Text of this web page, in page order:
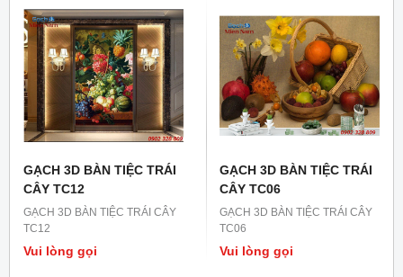
GẠCH 3D BÀN TIỆC TRÁI
CÂY TC12
GẠCH 3D BÀN TIỆC TRÁI CÂY
TC12
Vui lòng gọi
GẠCH 3D BÀN TIỆC TRÁI
CÂY TC06
GẠCH 3D BÀN TIỆC TRÁI CÂY
TC06
Vui lòng gọi